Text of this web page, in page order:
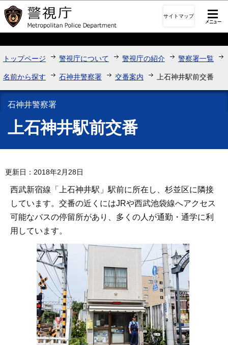
このページの本文へ移動
サイトマップ
トップページ 警視庁について 警視庁の紹介 警察署一覧
名前から探す 石神井警察署 交番案内 上石神井駅前交番
石神井警察署
上石神井駅前交番
更新日：2018年2月28日
西武新宿線「上石神井駅」駅前に所在し、杉並区に隣接
しています。交番の近くにはJRや西武池袋線へアクセス
可能なバスの停留所があり、多くの人が通勤・通学に利
用しています。